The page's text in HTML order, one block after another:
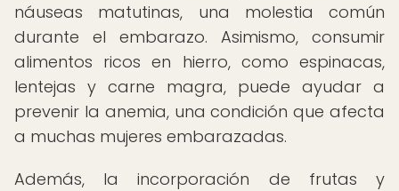
náuseas matutinas, una molestia común
durante el embarazo. Asimismo, consumir
alimentos ricos en hierro, como espinacas,
lentejas y carne magra, puede ayudar a
prevenir la anemia, una condición que afecta
a muchas mujeres embarazadas.
Además, la incorporación de frutas y